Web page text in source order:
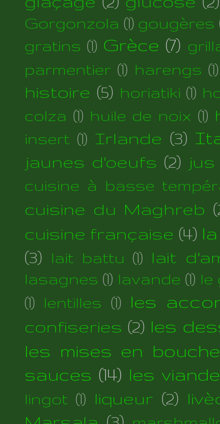
Gorgonzola (1) gougères
gratins (1) Grèce (7)
parmentier (1) harengs (1)
histoire (5) horiatiki (1)
colza (1) huile de noix (1)
insert (1) Irlande (3)
jaunes d'oeufs (2)
cuisine à basse
cuisine du Maghreb
cuisine française (4)
(3)
lait battu (1) lait
lasagnes (1) lavande (1) le
(1)
lentilles (1) les
confiseries (2) les
les mises en bouche
sauces (14) les
lingot (1) liqueur (2)